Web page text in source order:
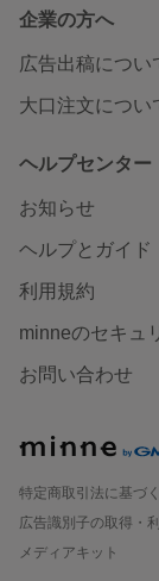
企業の方へ
広告出稿につい
大口注文につい
ヘルプセンター
お知らせ
ヘルプとガイド
利用規約
minneのセキュ
お問い合わせ
特定商取引法に基づ
広告識別子の取得・
メディアキット